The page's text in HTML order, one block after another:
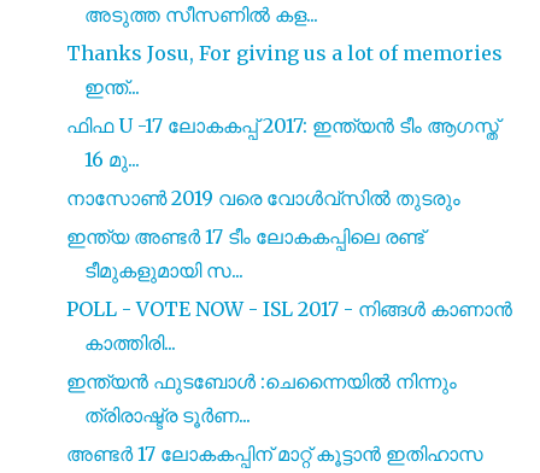
അടുത്ത സീസണിൽ കള...
Thanks Josu, For giving us a lot of memories
ഇന്ത്...
ഫിഫ U -17 ലോകകപ്പ് 2017: ഇന്ത്യൻ ടീം ആഗസ്ത്
16 മു...
നാസോൺ 2019 വരെ വോൾവ്സിൽ തുടരും
ഇന്ത്യ അണ്ടർ 17 ടീം ലോകകപ്പിലെ രണ്ട്
ടീമുകളുമായി സ...
POLL - VOTE NOW - ISL 2017 - നിങ്ങൾ കാണാൻ
കാത്തിരി...
ഇന്ത്യൻ ഫുടബോൾ :ചെന്നൈയിൽ നിന്നും
ത്രിരാഷ്ട്ര ടൂർണ...
അണ്ടർ 17 ലോകകപ്പിന് മാറ്റ് കൂട്ടാൻ ഇതിഹാസ